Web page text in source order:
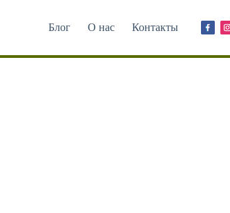
Блог О нас Контакты